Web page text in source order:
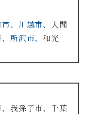
、 川越市、
入間
、所沢市、和光
我孫子市、千葉